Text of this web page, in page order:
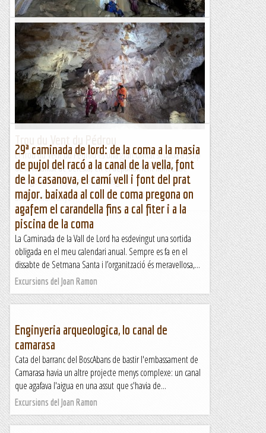
Trou du Vent de las Goffias
De bon matí, hem esmorzar a la gîte d'étape de
Rochefixade, on hem passat la nit. Un bon esmorzar per
preparar-nos per la llarga jornada espeleològica que ens...
Blog de muntanya
El Trou du Vent du Pédrou és una gran cavitat situada a prop
de la localitat de Bélesta, en el departament francès de
l'Ariège i molt a prop de Montségur....
Blog de muntanya
29ª caminada de lord: de la coma a la masia
de pujol del racó a la canal de la vella, font
de la casanova, el camí vell i font del prat
major. baixada al coll de coma pregona on
agafem el carandella fins a cal fiter i a la
piscina de la coma
La Caminada de la Vall de Lord ha esdevingut una sortida
obligada en el meu calendari anual. Sempre es fa en el
dissabte de Setmana Santa i l’organització és meravellosa,...
Excursions del Joan Ramon
Enginyeria arqueologica, lo canal de
camarasa
Cata del barranc del BoscAbans de bastir l'embassament de
Camarasa havia un altre projecte menys complexe: un canal
que agafava l'aigua en una assut que s'havia de...
Excursions del Joan Ramon